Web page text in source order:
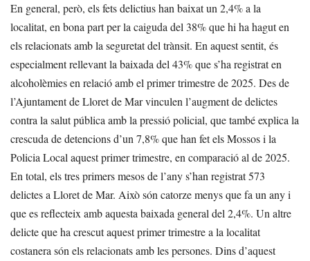
En general, però, els fets delictius han baixat un 2,4% a la
localitat, en bona part per la caiguda del 38% que hi ha hagut en
els relacionats amb la seguretat del trànsit. En aquest sentit, és
especialment rellevant la baixada del 43% que s’ha registrat en
alcoholèmies en relació amb el primer trimestre de 2025. Des de
l’Ajuntament de Lloret de Mar vinculen l’augment de delictes
contra la salut pública amb la pressió policial, que també explica la
crescuda de detencions d’un 7,8% que han fet els Mossos i la
Policia Local aquest primer trimestre, en comparació al de 2025.
En total, els tres primers mesos de l’any s’han registrat 573
delictes a Lloret de Mar. Això són catorze menys que fa un any i
que es reflecteix amb aquesta baixada general del 2,4%. Un altre
delicte que ha crescut aquest primer trimestre a la localitat
costanera són els relacionats amb les persones. Dins d’aquest